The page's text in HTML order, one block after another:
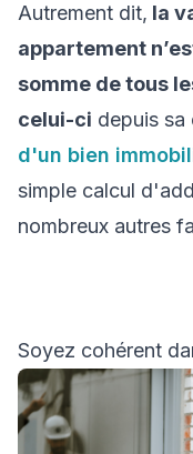
Autrement dit, la
appartement
somme de tous
celui-ci depuis sa
d'un bien
simple calcul
nombreux autres
Soyez cohérent